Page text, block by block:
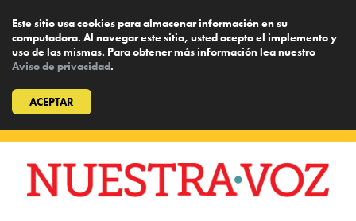
Este sitio usa cookies para almacenar información en su
computadora. Al navegar este sitio, usted acepta el implemento y
uso de las mismas. Para obtener más información lea nuestro
Aviso de privacidad.
ACEPTAR
content